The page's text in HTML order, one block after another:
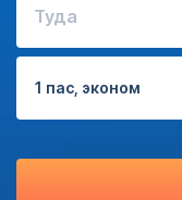
Туда
1 пас, эконом